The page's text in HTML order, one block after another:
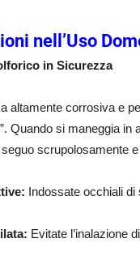
nell’Uso
in Sicurezza
altamente corrosiva e
. Quando si maneggia in
scrupolosamente
Indossate occhiali di
Evitate l’inalazione